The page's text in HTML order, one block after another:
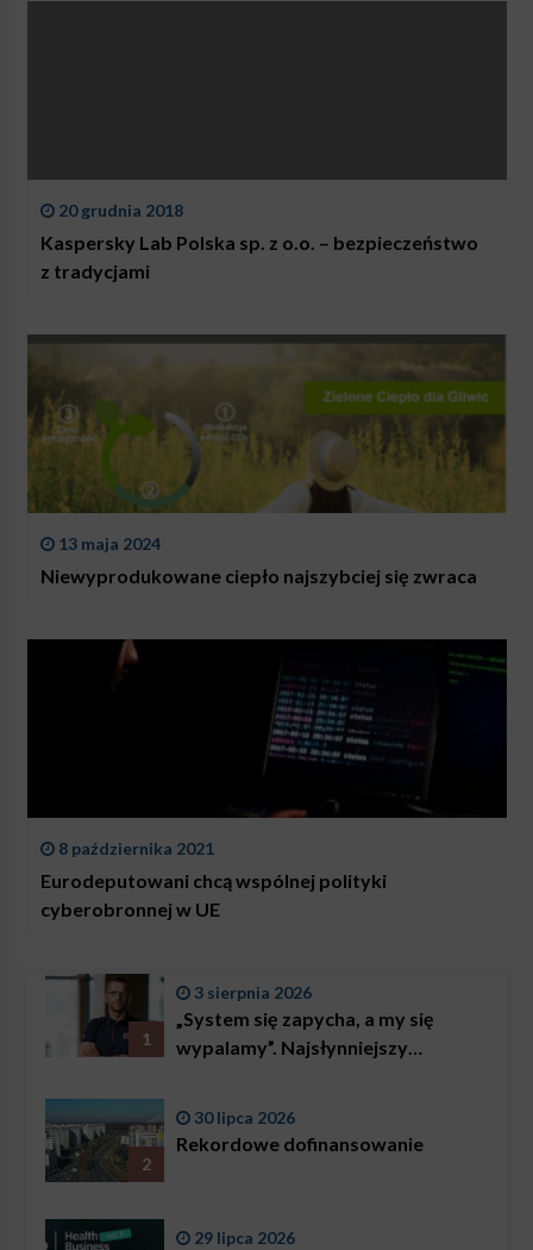
20 grudnia 2018
Kaspersky Lab Polska sp. z o.o. – bezpieczeństwo
z tradycjami
13 maja 2024
Niewyprodukowane ciepło najszybciej się zwraca
8 października 2021
Eurodeputowani chcą wspólnej polityki
cyberobronnej w UE
1
3 sierpnia 2026
„System się zapycha, a my się
wypalamy”. Najsłynniejszy
problemem są nie tylko choroby
2
30 lipca 2026
Rekordowe dofinansowanie
29 lipca 2026